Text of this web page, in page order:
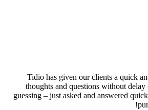
Tidio has given our clients
thoughts and questions
guessing – just asked and